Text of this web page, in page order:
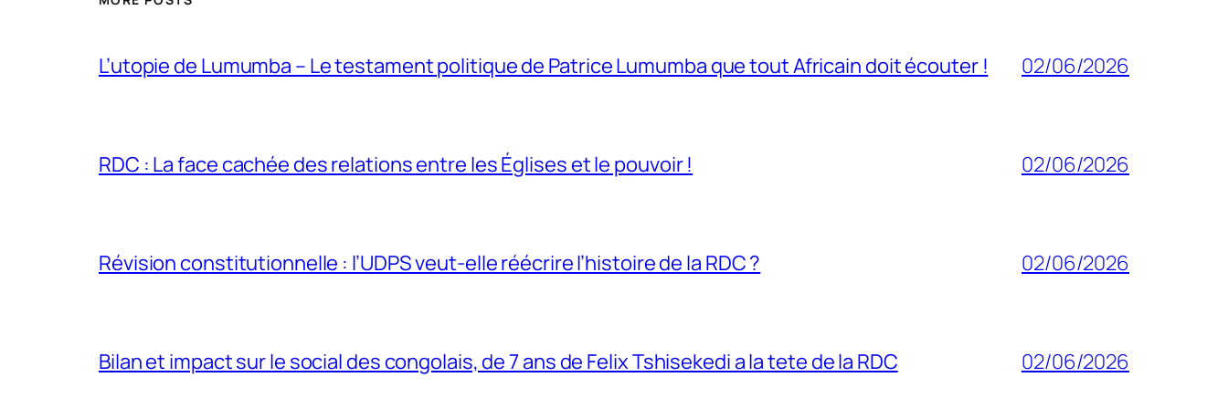
L’utopie de Lumumba – Le testament politique de Patrice Lumumba que tout Africain doit écouter ! 02/06/2026
RDC : La face cachée des relations entre les Églises et le pouvoir ! 02/06/2026
Révision constitutionnelle : l’UDPS veut-elle réécrire l’histoire de la RDC ? 02/06/2026
Bilan et impact sur le social des congolais, de 7 ans de Felix Tshisekedi a la tete de la RDC 02/06/2026